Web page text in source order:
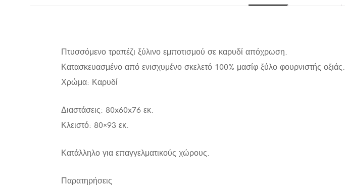
Πτυσσόμενο τραπέζι ξύλινο εμποτισμού σε καρυδί απόχρωση.
Κατασκευασμένο από ενισχυμένο σκελετό 100% μασίφ ξύλο φουρνιστής οξιάς.
Χρώμα: Καρυδί
Διαστάσεις: 80x60x76 εκ.
Κλειστό: 80×93 εκ.
Κατάλληλο για επαγγελματικούς χώρους.
Παρατηρήσεις